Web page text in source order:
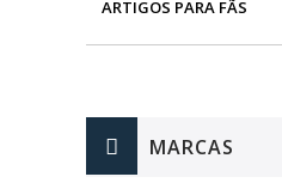
ARTIGOS PARA FÃS
MÁQUINAS DE BRINCAR
MARCAS